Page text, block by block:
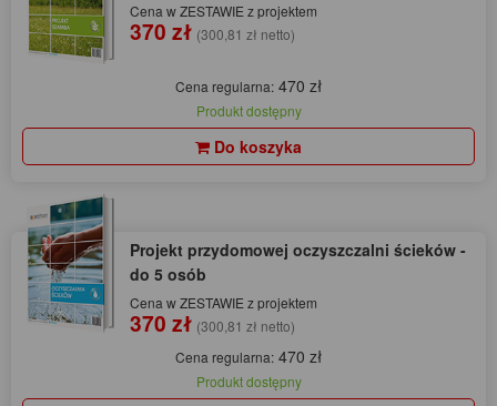
Cena w ZESTAWIE z projektem
370 zł (300,81 zł netto)
Cena regularna: 470 zł
Produkt dostępny
Do koszyka
Projekt przydomowej oczyszczalni ścieków -
do 5 osób
Cena w ZESTAWIE z projektem
370 zł (300,81 zł netto)
Cena regularna: 470 zł
Produkt dostępny